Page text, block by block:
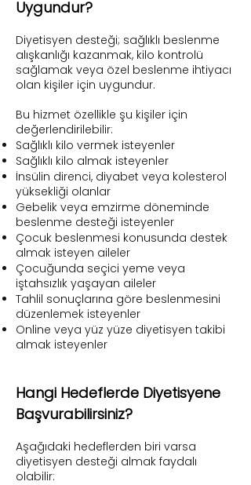
Uygundur?
Diyetisyen desteği; sağlıklı beslenme
alışkanlığı kazanmak, kilo kontrolü
sağlamak veya özel beslenme ihtiyacı
olan kişiler için uygundur.
Bu hizmet özellikle şu kişiler için
değerlendirilebilir:
Sağlıklı kilo vermek isteyenler
Sağlıklı kilo almak isteyenler
İnsülin direnci, diyabet veya kolesterol
yüksekliği olanlar
Gebelik veya emzirme döneminde
beslenme desteği isteyenler
Çocuk beslenmesi konusunda destek
almak isteyen aileler
Çocuğunda seçici yeme veya
iştahsızlık yaşayan aileler
Tahlil sonuçlarına göre beslenmesini
düzenlemek isteyenler
Online veya yüz yüze diyetisyen takibi
almak isteyenler
Hangi Hedeflerde Diyetisyene
Başvurabilirsiniz?
Aşağıdaki hedeflerden biri varsa
diyetisyen desteği almak faydalı
olabilir: